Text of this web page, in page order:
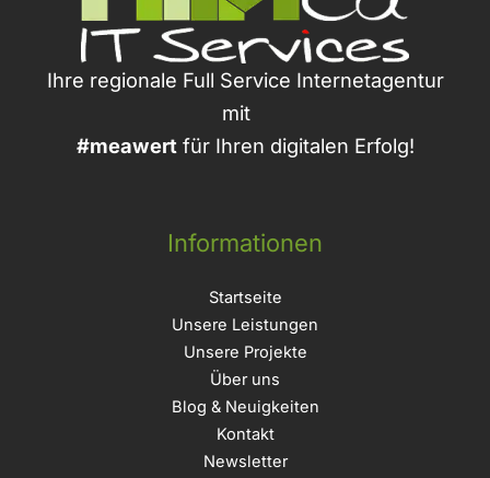
Ihre regionale Full Service Internetagentur
mit
#meawert für Ihren digitalen Erfolg!
Informationen
Startseite
Unsere Leistungen
Unsere Projekte
Über uns
Blog & Neuigkeiten
Kontakt
Newsletter